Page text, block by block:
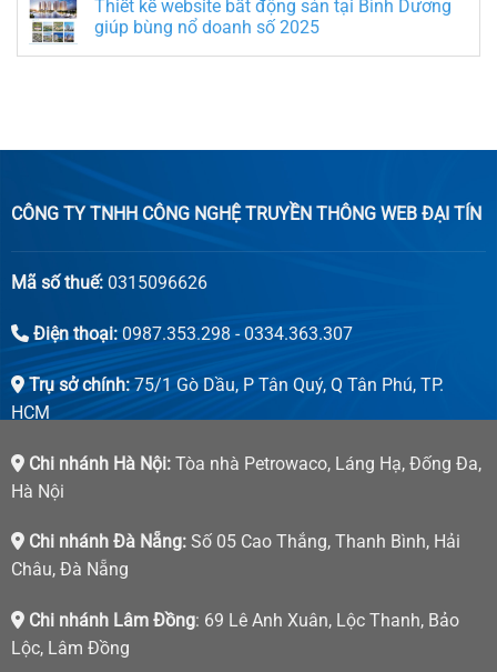
Thiết kế website bất động sản tại Bình Dương
giúp bùng nổ doanh số 2025
CÔNG TY TNHH CÔNG NGHỆ TRUYỀN THÔNG WEB ĐẠI TÍN
Mã số thuế:0315096626
Điện thoại:0987.353.298 - 0334.363.307
Trụ sở chính:75/1 Gò Dầu, P Tân Quý, Q Tân Phú, TP.
HCM
Chi nhánh Hà Nội:Tòa nhà Petrowaco, Láng Hạ, Đống Đa,
Hà Nội
Chi nhánh Đà Nẵng:Số 05 Cao Thắng, Thanh Bình, Hải
Châu, Đà Nẵng
Chi nhánh Lâm Đồng: 69 Lê Anh Xuân, Lộc Thanh, Bảo
Lộc, Lâm Đồng